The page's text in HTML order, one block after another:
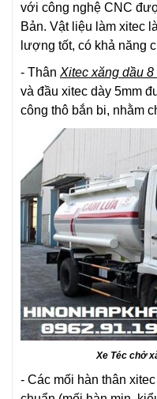
với công nghệ CNC
Bản. Vật liệu làm xitec
lượng tốt, có khả năng
- Thân Xitec xăng dầu
và đầu xitec dày 5mm
công thô bắn bi, nhằm
Xe Téc chở
- Các mối hàn thân